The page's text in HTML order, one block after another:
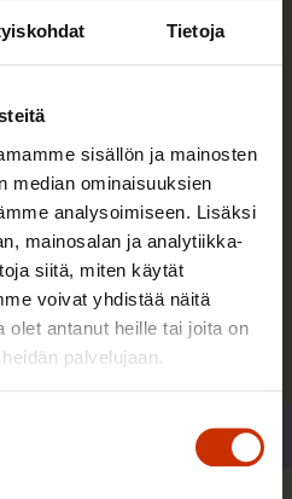
Tietoja
sisällön ja mainosten
median ominaisuuksien
analysoimiseen. Lisäksi
mainosalan ja analytiikka-
siitä, miten käytät
voivat yhdistää näitä
olet antanut heille tai joita on
palvelujaan.
edunvalvonnan